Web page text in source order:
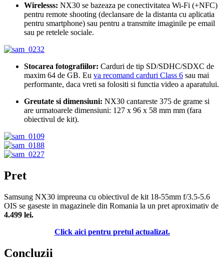
Wirelesss: NX30 se bazeaza pe conectivitatea Wi-Fi (+NFC)
pentru remote shooting (declansare de la distanta cu aplicatia
pentru smartphone) sau pentru a transmite imaginile pe email
sau pe retelele sociale.
Stocarea fotografiilor: Carduri de tip SD/SDHC/SDXC de
maxim 64 de GB. Eu va recomand carduri Class 6 sau mai
performante, daca vreti sa folositi si functia video a aparatului.
Greutate si dimensiuni: NX30 cantareste 375 de grame si
are urmatoarele dimensiuni: 127 x 96 x 58 mm mm (fara
obiectivul de kit).
Pret
Samsung NX30 impreuna cu obiectivul de kit 18-55mm f/3.5-5.6
OIS se gaseste in magazinele din Romania la un pret aproximativ de
4.499 lei.
Click aici pentru pretul actualizat.
Concluzii